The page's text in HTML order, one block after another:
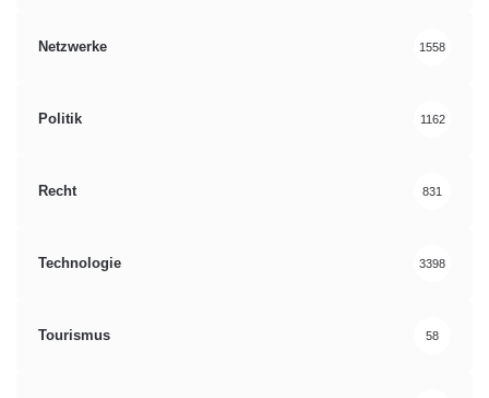
Netzwerke 1558
Politik 1162
Recht 831
Technologie 3398
Tourismus 58